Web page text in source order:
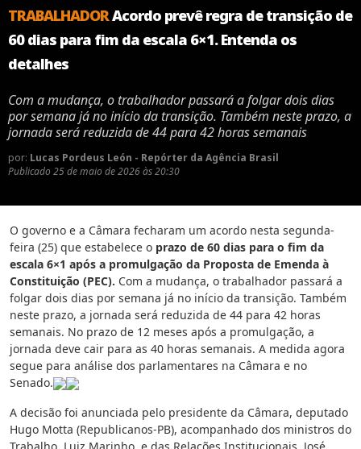
TRABALHADORAcordo prevê regra de transição de
60 dias para fim da escala 6×1. Entenda os
detalhes
Com a mudança, o trabalhador passará a folgar dois dias
por semana já no início da transição. Também neste prazo, a
jornada será reduzida de 44 para 42 horas semanais
por: Lucas Pordeus León - Repórter da Agência Brasil
Publicado 25 de maio de 2026 às 20:30
O governo e a Câmara fecharam um acordo nesta segunda-
feira (25) que estabelece o prazo de 60 dias para o fim da
escala 6×1 após a promulgação da Proposta de Emenda à
Constituição (PEC). Com a mudança, o trabalhador passará a
folgar dois dias por semana já no início da transição. Também
neste prazo, a jornada será reduzida de 44 para 42 horas
semanais. No prazo de 12 meses após a promulgação, a
jornada deve cair para as 40 horas semanais. A medida agora
segue para análise dos parlamentares na Câmara e no
Senado.
A decisão foi anunciada pelo presidente da Câmara, deputado
Hugo Motta (Republicanos-PB), acompanhado dos ministros do